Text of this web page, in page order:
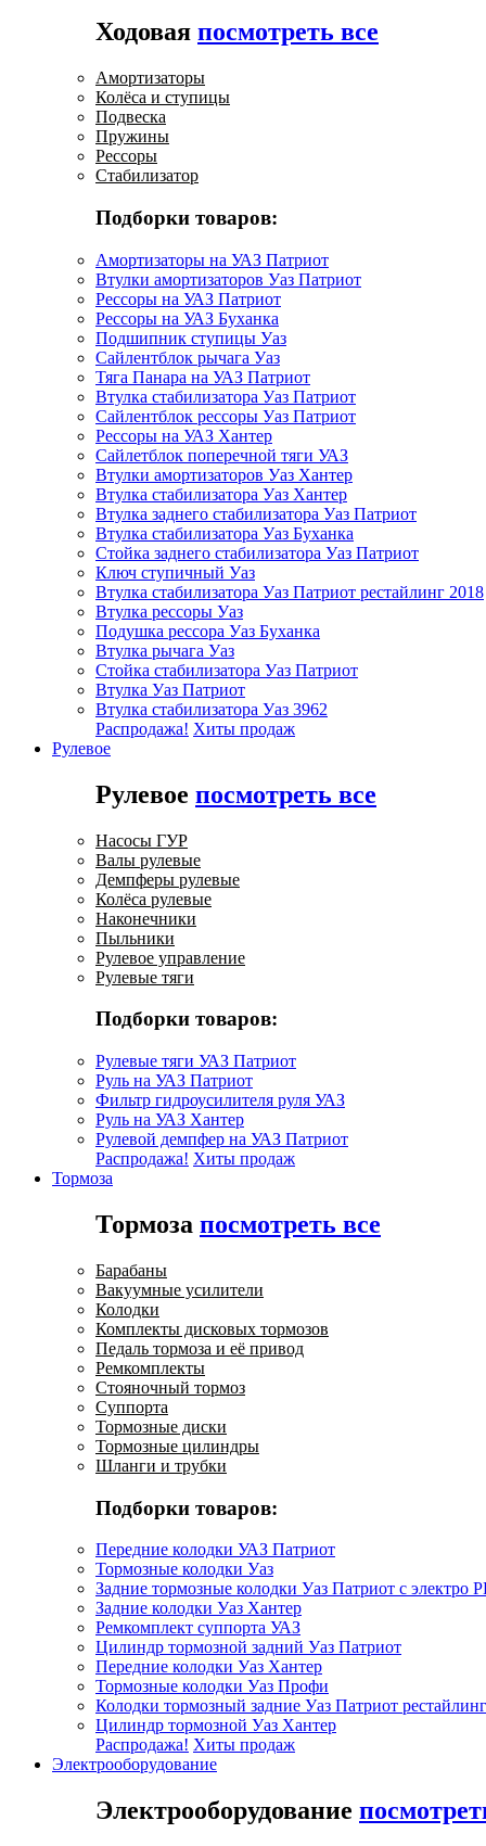
Ходовая посмотреть все
Амортизаторы
Колёса и ступицы
Подвеска
Пружины
Рессоры
Стабилизатор
Подборки товаров:
Амортизаторы на УАЗ Патриот
Втулки амортизаторов Уаз Патриот
Рессоры на УАЗ Патриот
Рессоры на УАЗ Буханка
Подшипник ступицы Уаз
Сайлентблок рычага Уаз
Тяга Панара на УАЗ Патриот
Втулка стабилизатора Уаз Патриот
Сайлентблок рессоры Уаз Патриот
Рессоры на УАЗ Хантер
Сайлетблок поперечной тяги УАЗ
Втулки амортизаторов Уаз Хантер
Втулка стабилизатора Уаз Хантер
Втулка заднего стабилизатора Уаз Патриот
Втулка стабилизатора Уаз Буханка
Стойка заднего стабилизатора Уаз Патриот
Ключ ступичный Уаз
Втулка стабилизатора Уаз Патриот рестайлинг 2018
Втулка рессоры Уаз
Подушка рессора Уаз Буханка
Втулка рычага Уаз
Стойка стабилизатора Уаз Патриот
Втулка Уаз Патриот
Втулка стабилизатора Уаз 3962
Распродажа! Хиты продаж
Рулевое
Рулевое посмотреть все
Насосы ГУР
Валы рулевые
Демпферы рулевые
Колёса рулевые
Наконечники
Пыльники
Рулевое управление
Рулевые тяги
Подборки товаров:
Рулевые тяги УАЗ Патриот
Руль на УАЗ Патриот
Фильтр гидроусилителя руля УАЗ
Руль на УАЗ Хантер
Рулевой демпфер на УАЗ Патриот
Распродажа! Хиты продаж
Тормоза
Тормоза посмотреть все
Барабаны
Вакуумные усилители
Колодки
Комплекты дисковых тормозов
Педаль тормоза и её привод
Ремкомплекты
Стояночный тормоз
Суппорта
Тормозные диски
Тормозные цилиндры
Шланги и трубки
Подборки товаров:
Передние колодки УАЗ Патриот
Тормозные колодки Уаз
Задние тормозные колодки Уаз Патриот с электро
Задние колодки Уаз Хантер
Ремкомплект суппорта УАЗ
Цилиндр тормозной задний Уаз Патриот
Передние колодки Уаз Хантер
Тормозные колодки Уаз Профи
Колодки тормозный задние Уаз Патриот
Цилиндр тормозной Уаз Хантер
Распродажа! Хиты продаж
Электрооборудование
Электрооборудование